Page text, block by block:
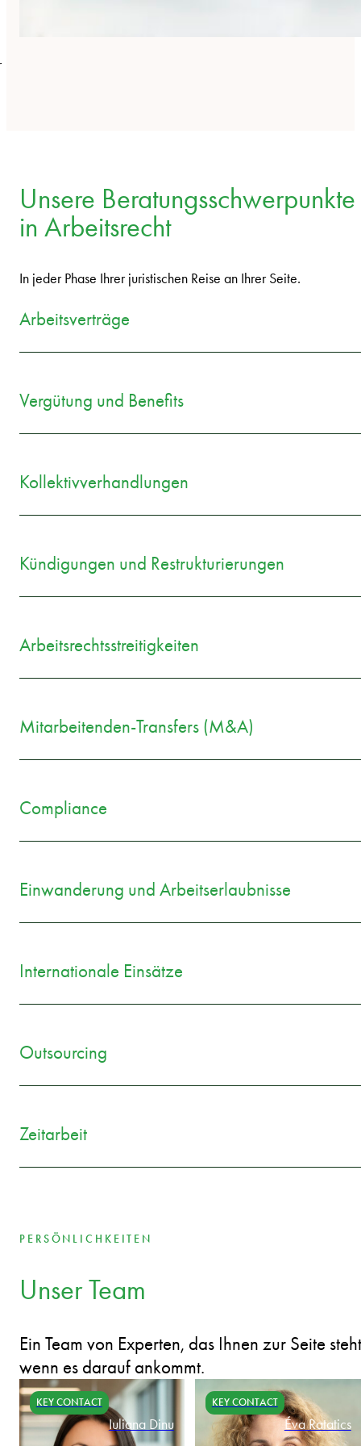
Unsere Beratungsschwerpunkte
in Arbeitsrecht
In jeder Phase Ihrer juristischen Reise an Ihrer Seite.
Arbeitsverträge
Vergütung und Benefits
Kollektivverhandlungen
Kündigungen und Restrukturierungen
Arbeitsrechtsstreitigkeiten
Mitarbeitenden-Transfers (M&A)
Compliance
Einwanderung und Arbeitserlaubnisse
Internationale Einsätze
Outsourcing
Zeitarbeit
PERSÖNLICHKEITEN
Unser Team
Ein Team von Experten, das Ihnen zur Seite
wenn es darauf ankommt.
KEY CONTACT
Iuliana Dinu
KEY CONTACT
Éva Ratatics